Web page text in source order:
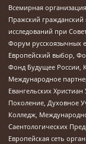
Всемирная
Пражский
исследований при
Форум русскоязычных
Европейский выбор,
Фонд Будущее России,
Международное
Евангельских
Поколение, Духовное
Колледж,
Саентологических
Европейская сеть